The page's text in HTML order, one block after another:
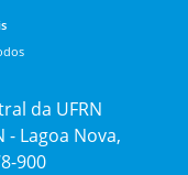
da UFRN
- Lagoa Nova,
900